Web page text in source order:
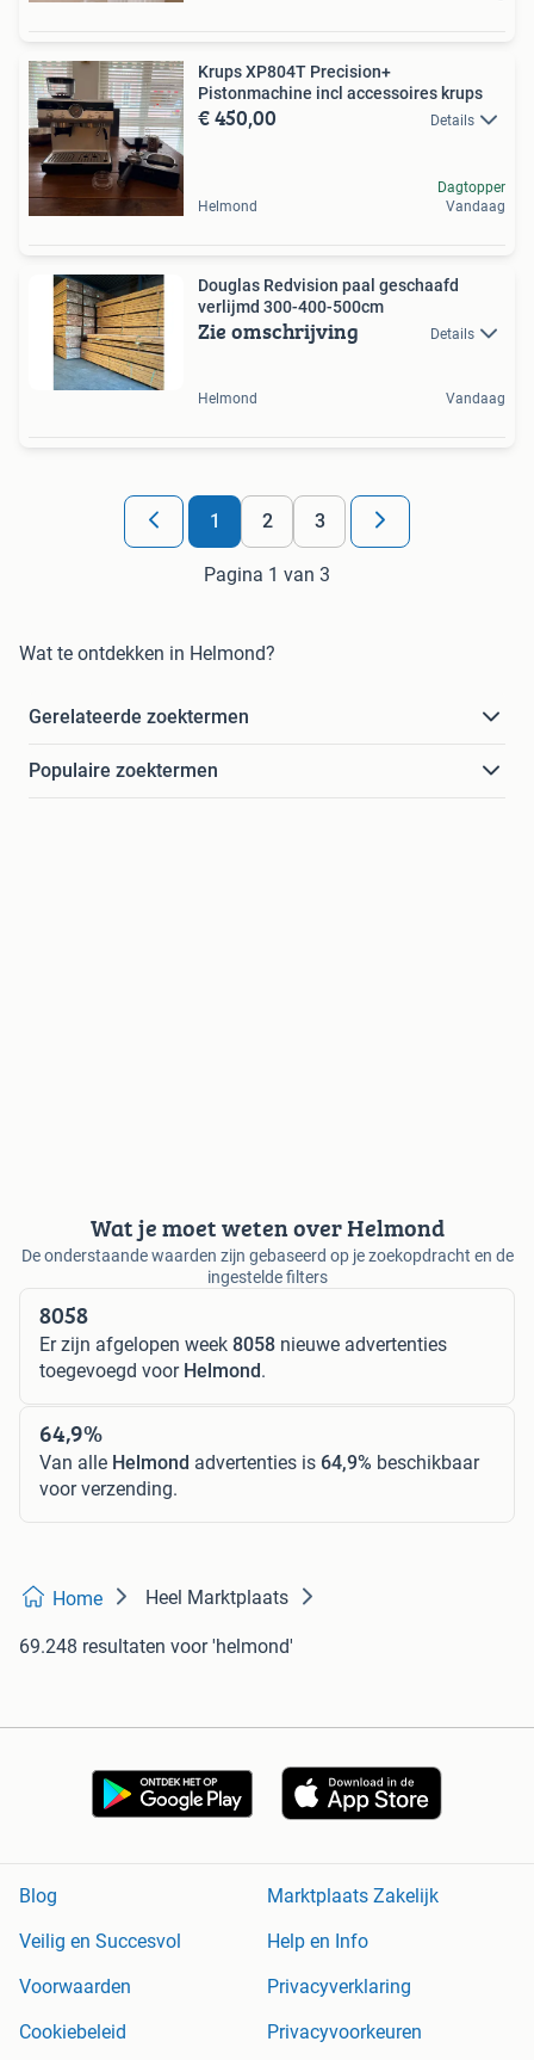
Krups XP804T Precision+
Pistonmachine incl accessoires krups
€ 450,00 Details
Helmond
Dagtopper
Vandaag
Douglas Redvision paal geschaafd
verlijmd 300-400-500cm
Zie omschrijving Details
Helmond Vandaag
1 2 3
Pagina 1 van 3
Wat te ontdekken in Helmond?
Gerelateerde zoektermen
Populaire zoektermen
Wat je moet weten over Helmond
De onderstaande waarden zijn gebaseerd op je zoekopdracht en de
ingestelde filters
8058
Er zijn afgelopen week 8058 nieuwe advertenties
toegevoegd voor Helmond.
64,9%
Van alle Helmond advertenties is 64,9% beschikbaar
voor verzending.
Home Heel Marktplaats
69.248 resultaten voor 'helmond'
Blog
Marktplaats Zakelijk
Veilig en Succesvol
Help en Info
Voorwaarden
Privacyverklaring
Cookiebeleid
Privacyvoorkeuren